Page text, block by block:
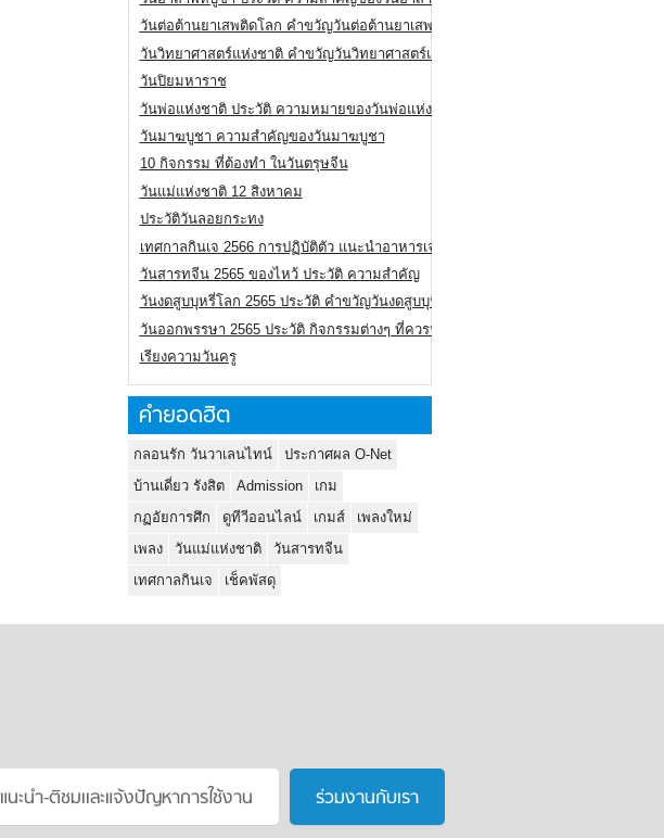
วันต่อต้านยาเสพติดโลก คำขวัญวันต่อต้านยาเสพติดสากล
วันวิทยาศาสตร์แห่งชาติ คำขวัญวันวิทยาศาสตร์แห่งชาติ
วันปิยมหาราช
วันพ่อแห่งชาติ ประวัติ ความหมายของวันพ่อแห่งชาติ
วันมาฆบูชา ความสำคัญของวันมาฆบูชา
10 กิจกรรม ที่ต้องทำ ในวันตรุษจีน
วันแม่แห่งชาติ 12 สิงหาคม
ประวัติวันลอยกระทง
เทศกาลกินเจ 2566 การปฏิบัติตัว แนะนำอาหารเจ
วันสารทจีน 2565 ของไหว้ ประวัติ ความสำคัญ
วันงดสูบบุหรี่โลก 2565 ประวัติ คำขวัญวันงดสูบบุหรี่โลก
วันออกพรรษา 2565 ประวัติ กิจกรรมต่างๆ ที่ควรปฏิบัติ
เรียงความวันครู
คำยอดฮิต
กลอนรัก วันวาเลนไทน์
ประกาศผล O-Net
บ้านเดี่ยว รังสิต
Admission
เกม
กฏอัยการศึก
ดูทีวีออนไลน์ เกมส์
เพลงใหม่
เพลง
วันแม่แห่งชาติ
วันสารทจีน
เทศกาลกินเจ
เช็คพัสดุ
แนะนำ-ติชมเเละแจ้งปัญหาการใช้งาน ร่วมงานกับเรา